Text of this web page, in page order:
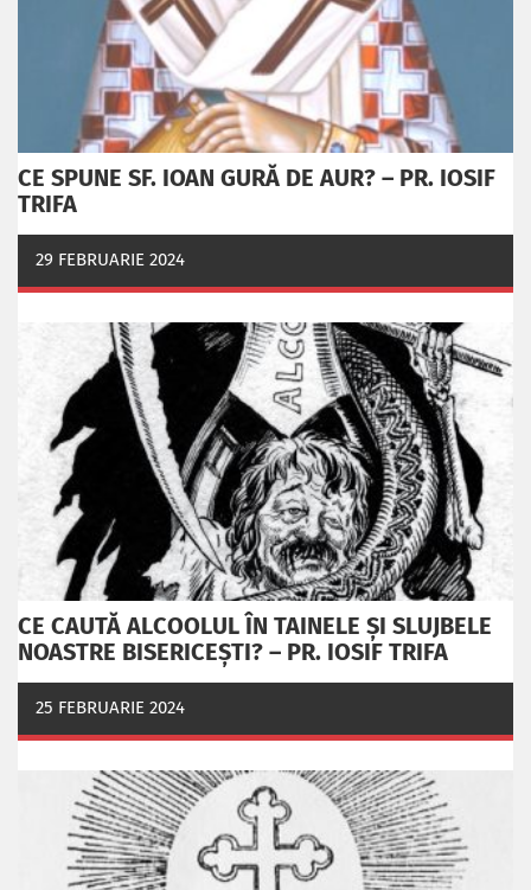
CE SPUNE SF. IOAN GURĂ DE AUR? – PR. IOSIF
TRIFA
29 FEBRUARIE 2024
CE CAUTĂ ALCOOLUL ÎN TAINELE ŞI SLUJBELE
NOASTRE BISERICEŞTI? – PR. IOSIF TRIFA
25 FEBRUARIE 2024